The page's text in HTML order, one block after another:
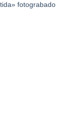
fotograbado